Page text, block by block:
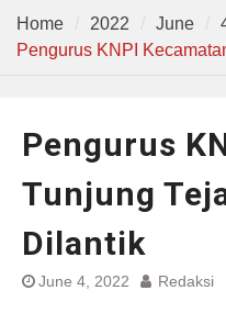
Home 2022 June
Pengurus KNPI
Pengurus
Tunjung
Dilantik
June 4, 2022 Redaksi